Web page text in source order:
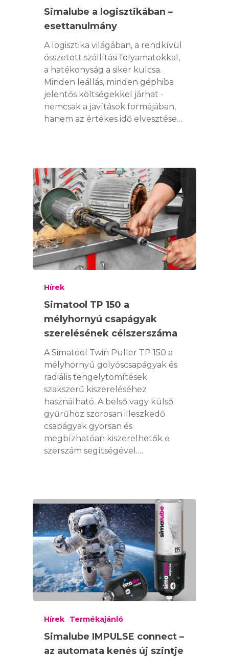
Simalube a logisztikában –
esettanulmány
A logisztika világában, a rendkívül
összetett szállítási folyamatokkal,
a hatékonyság a siker kulcsa.
Minden leállás, minden géphiba
jelentős költségekkel járhat -
nemcsak a javítások formájában,
hanem az értékes idő elvesztése…
Hírek
Simatool TP 150 a
mélyhornyú csapágyak
szerelésének célszerszáma
A Simatool Twin Puller TP 150 a
mélyhornyú golyóscsapágyak és
radiális tengelytömítések
szakszerű kiszereléséhez
használható. A belső vagy külső
gyűrűhöz szorosan illeszkedő
csapágyak gyorsan és
megbízhatóan kiszerelhetők e
szerszám segítségével.…
Hírek Termékajánló
Simalube IMPULSE connect –
az automata kenés új szintje
KENŐRENDSZER
SIMALUBE
AUTOMATA
KENŐRENDSZER
KIEGÉSZÍTŐK
ONLINE ESZKÖZÖK
CAD LETÖLTÉSEK
HÍREK
KAPCSOLAT